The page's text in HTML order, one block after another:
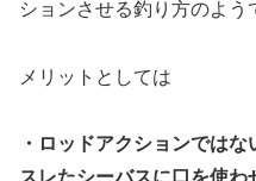
ションさせる釣り方のよう
メリットとしては
・ロッドアクションでは